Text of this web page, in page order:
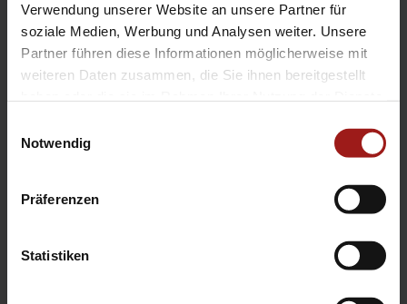
Verwendung unserer Website an unsere Partner für
soziale Medien, Werbung und Analysen weiter. Unsere
Partner führen diese Informationen möglicherweise mit
weiteren Daten zusammen, die Sie ihnen bereitgestellt
Notwendig
Präferenzen
Statistiken
Ebbinghaus Autozentrum – Dortmund Dorstfeld
Ebbinghaus Ford Store – Bochum
Ebbinghaus in Hamm
Ebbinghaus in Kamen
Ebbinghaus in Unna